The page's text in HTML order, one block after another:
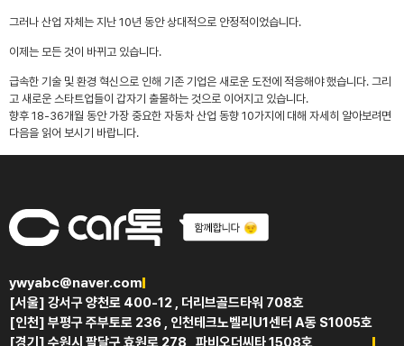
그러나 산업 자체는 지난 10년 동안 상대적으로 안정적이었습니다.
이제는 모든 것이 바뀌고 있습니다.
급속한 기술 및 환경 혁신으로 인해 기존 기업은 새로운 도전에 적응해야 했습니다. 그리
고 새로운 스타트업들이 갑자기 출몰하는 것으로 이어지고 있습니다.
향후 18-36개월 동안 가장 중요한 자동차 산업 동향 10가지에 대해 자세히 알아보려면
다음을 읽어 보시기 바랍니다.
ywyabc@naver.com
[서울] 강서구 양천로 400-12 , 더리브골드타워 708호
[인천] 부평구 주부토로 236 , 인천테크노벨리U1센터 A동 S1005호
[경기] 수원시 팔달구 효원로 278 , 파비오더씨타 1508호